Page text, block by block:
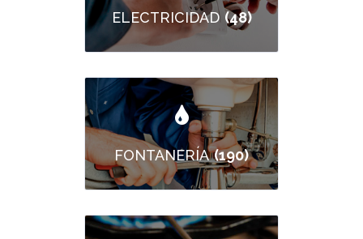
ELECTRICIDAD (48)
FONTANERÍA (190)